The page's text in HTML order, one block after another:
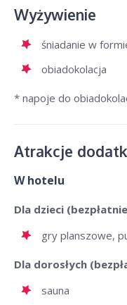
Wyżywienie
śniadanie w
obiadokolacja
* napoje do
Atrakcje
W hotelu
Dla dzieci
gry planszowe,
Dla dorosłych
sauna